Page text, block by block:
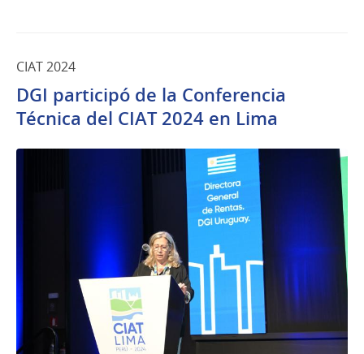
CIAT 2024
DGI participó de la Conferencia
Técnica del CIAT 2024 en Lima